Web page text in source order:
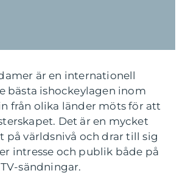
är en internationell
bästa ishockeylagen inom
från olika länder möts för att
Det är en mycket
på världsnivå och drar till sig
intresse och publik både på
sändningar.